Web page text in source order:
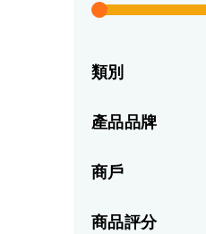
類別
產品品牌
商戶
商品評分